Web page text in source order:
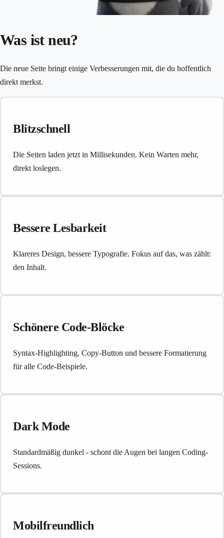
Was ist neu?
Die neue Seite bringt einige Verbesserungen mit, die du hoffentlich
direkt merkst.
Blitzschnell
Die Seiten laden jetzt in Millisekunden. Kein Warten mehr,
direkt loslegen.
Bessere Lesbarkeit
Klareres Design, bessere Typografie. Fokus auf das, was zählt:
den Inhalt.
Schönere Code-Blöcke
Syntax-Highlighting, Copy-Button und bessere Formatierung
für alle Code-Beispiele.
Dark Mode
Standardmäßig dunkel - schont die Augen bei langen Coding-
Sessions.
Mobilfreundlich